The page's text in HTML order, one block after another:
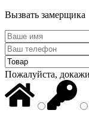
Вызвать замерщика
Пожалуйста,